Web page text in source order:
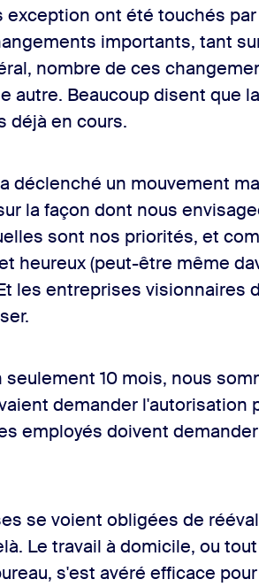
exception ont été touchés
importants, tant
nombre de ces
autre. Beaucoup disent que
déjà en cours.
a déclenché un mouvement
la façon dont nous
sont nos priorités, et
heureux (peut-être même
les entreprises visionnaires
seulement 10 mois, nous
demander l'autorisation
employés doivent
se voient obligées de
Le travail à domicile, ou
s'est avéré efficace